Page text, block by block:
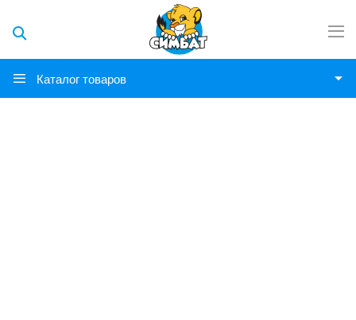
Каталог товаров